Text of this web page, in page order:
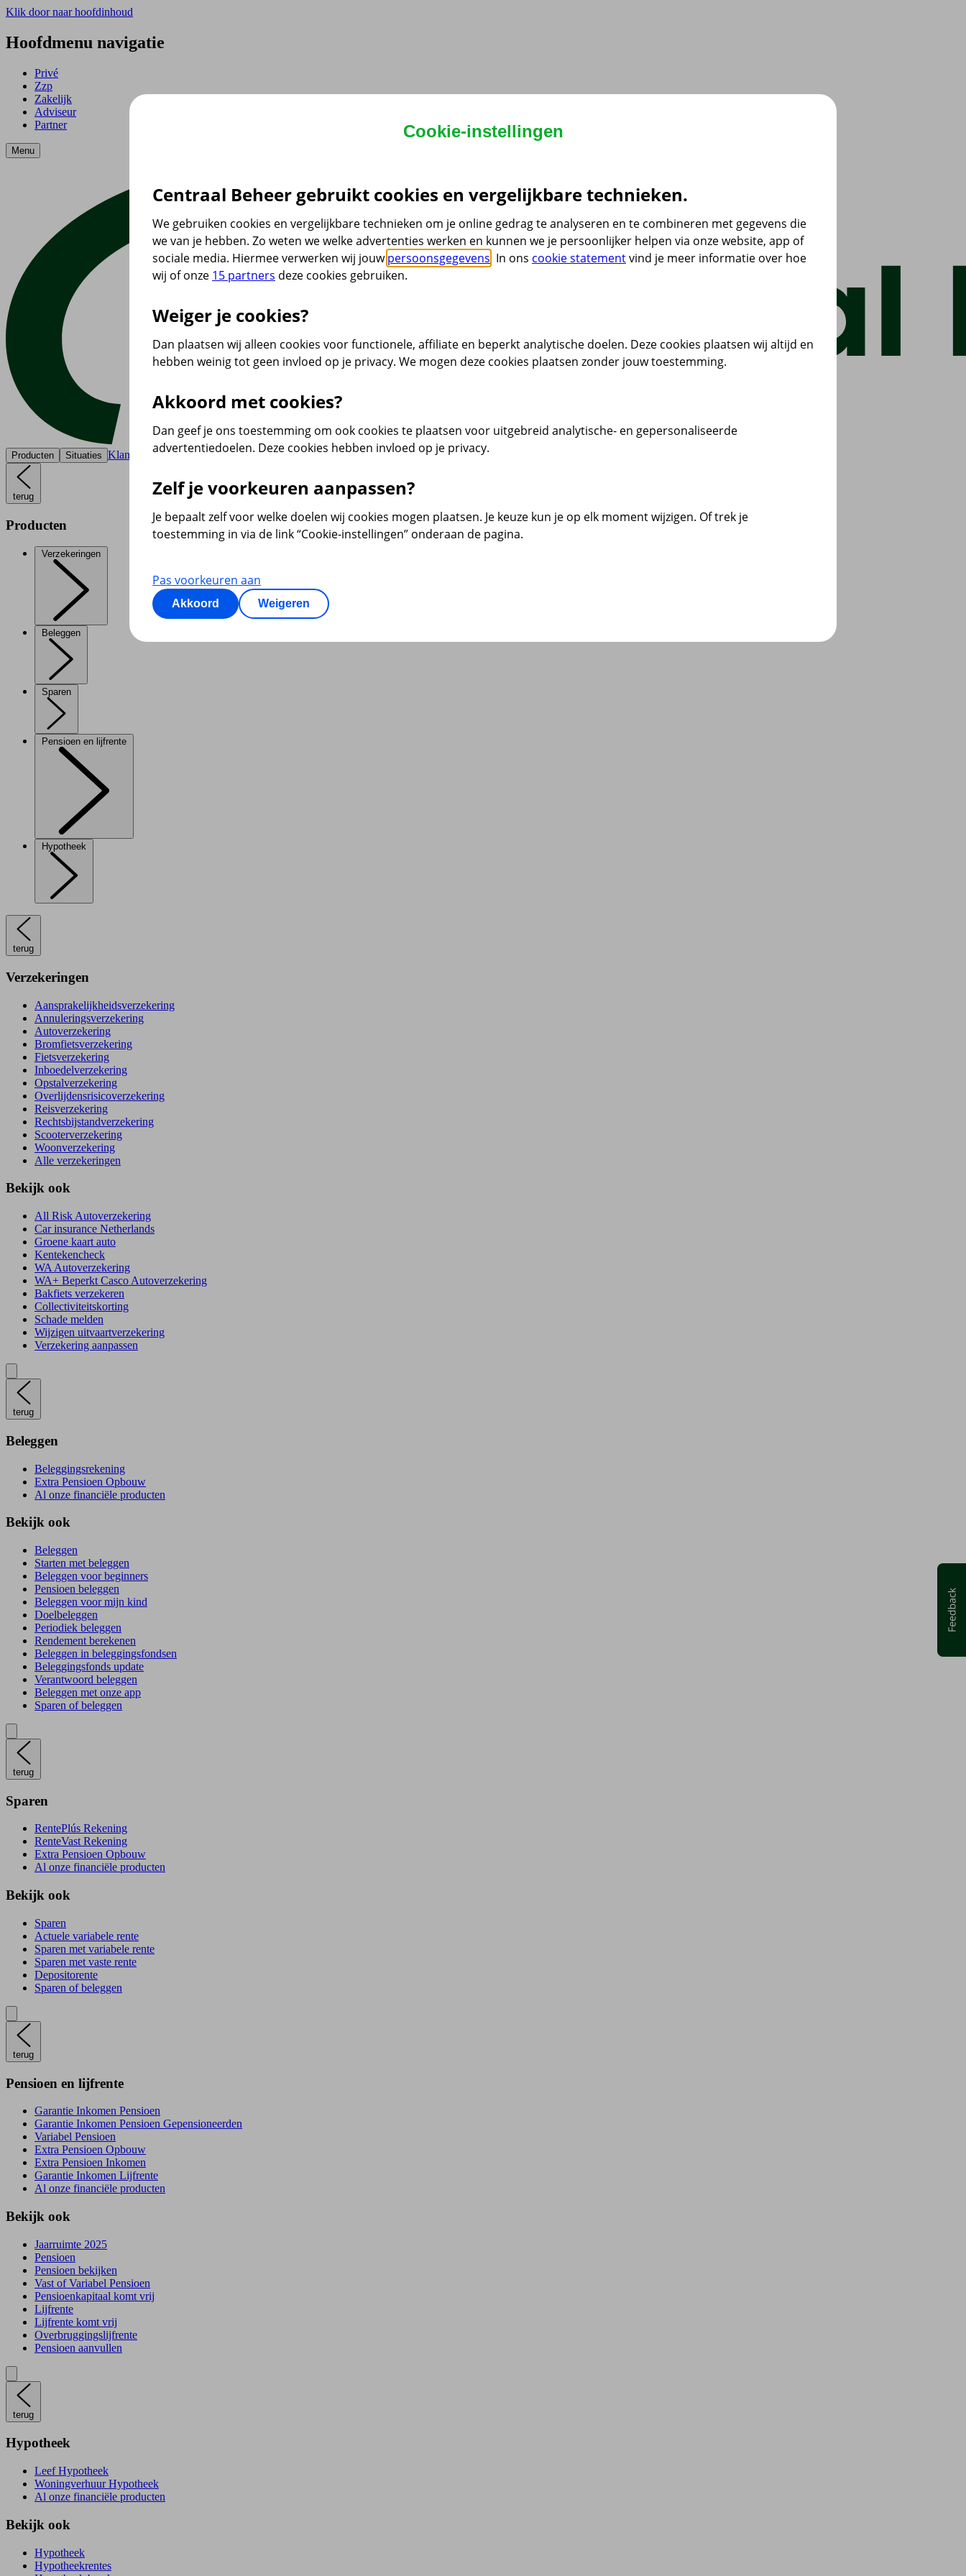
Klik door naar hoofdinhoud
Hoofdmenu navigatie
Privé
Zzp
Zakelijk
Adviseur
Partner
Menu
Producten Situaties Klantenservice
terug
Producten
Verzekeringen
Beleggen
Sparen
Pensioen en lijfrente
Hypotheek
terug
Verzekeringen
Aansprakelijkheidsverzekering
Annuleringsverzekering
Autoverzekering
Bromfietsverzekering
Fietsverzekering
Inboedelverzekering
Opstalverzekering
Overlijdensrisicoverzekering
Reisverzekering
Rechtsbijstandverzekering
Scooterverzekering
Woonverzekering
Alle verzekeringen
Bekijk ook
All Risk Autoverzekering
Car insurance Netherlands
Groene kaart auto
Kentekencheck
WA Autoverzekering
WA+ Beperkt Casco Autoverzekering
Bakfiets verzekeren
Collectiviteitskorting
Schade melden
Wijzigen uitvaartverzekering
Verzekering aanpassen
terug
Beleggen
Beleggingsrekening
Extra Pensioen Opbouw
Al onze financiële producten
Bekijk ook
Beleggen
Starten met beleggen
Beleggen voor beginners
Pensioen beleggen
Beleggen voor mijn kind
Doelbeleggen
Periodiek beleggen
Rendement berekenen
Beleggen in beleggingsfondsen
Beleggingsfonds update
Verantwoord beleggen
Beleggen met onze app
Sparen of beleggen
terug
Sparen
RentePlús Rekening
RenteVast Rekening
Extra Pensioen Opbouw
Al onze financiële producten
Bekijk ook
Sparen
Actuele variabele rente
Sparen met variabele rente
Sparen met vaste rente
Depositorente
Sparen of beleggen
terug
Pensioen en lijfrente
Garantie Inkomen Pensioen
Garantie Inkomen Pensioen Gepensioneerden
Variabel Pensioen
Extra Pensioen Opbouw
Extra Pensioen Inkomen
Garantie Inkomen Lijfrente
Al onze financiële producten
Bekijk ook
Jaarruimte 2025
Pensioen
Pensioen bekijken
Vast of Variabel Pensioen
Pensioenkapitaal komt vrij
Lijfrente
Lijfrente komt vrij
Overbruggingslijfrente
Pensioen aanvullen
terug
Hypotheek
Leef Hypotheek
Woningverhuur Hypotheek
Al onze financiële producten
Bekijk ook
Hypotheek
Hypotheekrentes
Cookie-instellingen
Centraal Beheer gebruikt cookies en vergelijkbare technieken.
We gebruiken cookies en vergelijkbare technieken om je online gedrag te analyseren en te combineren met gegevens die
we van je hebben. Zo weten we welke advertenties werken en kunnen we je persoonlijker helpen via onze website, app of
sociale media. Hiermee verwerken wij jouwpersoonsgegevens . In ons cookie statementvind je meer informatie over hoe
wij of onze 15 partners deze cookies gebruiken.
Weiger je cookies?
Dan plaatsen wij alleen cookies voor functionele, affiliate en beperkt analytische doelen. Deze cookies plaatsen wij altijd en
hebben weinig tot geen invloed op je privacy. We mogen deze cookies plaatsen zonder jouw toestemming.
Akkoord met cookies?
Dan geef je ons toestemming om ook cookies te plaatsen voor uitgebreid analytische- en gepersonaliseerde
advertentiedoelen. Deze cookies hebben invloed op je privacy.
Zelf je voorkeuren aanpassen?
Je bepaalt zelf voor welke doelen wij cookies mogen plaatsen. Je keuze kun je op elk moment wijzigen. Of trek je
toestemming in via de link “Cookie-instellingen” onderaan de pagina.
Pas voorkeuren aan
Akkoord Weigeren